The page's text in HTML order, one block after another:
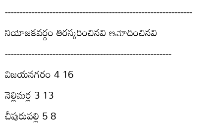
---------------------------------------------------------------
నియోజకవర్గం తిరస్కరించినవి ఆమోదించినవి
--------------------------------------------------------
విజయనగరం 4 16
నెల్లిమర్ల 3 13
చీపురుపల్లి 5 8